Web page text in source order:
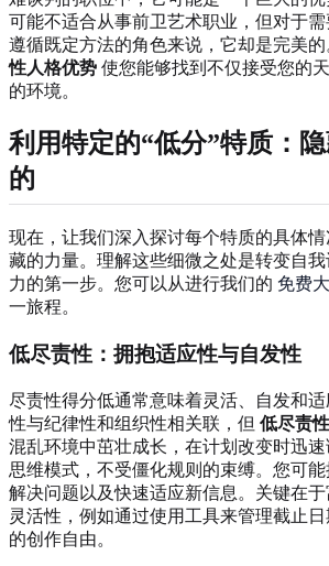
可能不适合从事前卫艺术职业，但对于
遵循既定方法的角色来说，它却是完美
性人格优势 使您能够找到不仅接受您的
的环境。
利用特定的“低分”特质 ：
的
现在，让我们深入探讨每个特质的具体情
藏的力量。理解这些细微之处是转变自
力的第一步。您可以从进行我们的 免费
一旅程。
低尽责性：拥抱适应性与自发性
尽责性得分低通常意味着灵活、自发和
性与纪律性和组织性相关联，但 低尽责
混乱环境中茁壮成长，在计划改变时迅
思维模式，不受僵化规则的束缚。您可
解决问题以及快速适应新信息。关键在
灵活性，例如通过使用工具来管理截止
的创作自由。